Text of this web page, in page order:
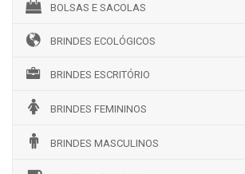
BOLSAS E SACOLAS
BRINDES ECOLÓGICOS
BRINDES ESCRITÓRIO
BRINDES FEMININOS
BRINDES MASCULINOS